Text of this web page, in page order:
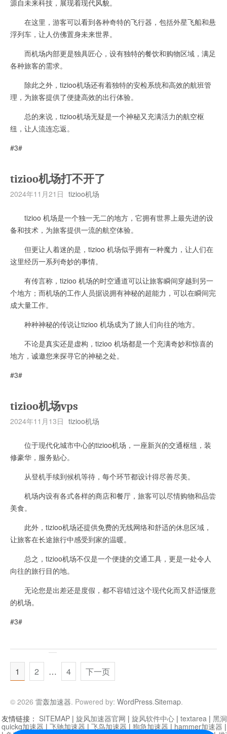
源自未来科技，展现着现代风貌。
在这里，游客可以看到各种奇特的飞行器，包括外星飞船和悬
浮列车，让人仿佛置身未来世界。
而机场内部更是独具匠心，设有独特的餐饮和购物区域，满足
各种旅客的需求。
除此之外，tizioo机场还有着独特的安检系统和高效的航班管
理，为旅客提供了便捷高效的出行体验。
总的来说，tizioo机场无疑是一个神秘又充满活力的航空枢
纽，让人流连忘返。
#3#
tizioo机场打不开了
2024年11月21日 tizioo机场
tizioo 机场是一个独一无二的地方，它拥有世界上最先进的设
备和技术，为旅客提供一流的航空体验。
但更让人着迷的是，tizioo 机场似乎拥有一种魔力，让人们在
这里经历一系列奇妙的事情。
有传言称，tizioo 机场的时空通道可以让旅客瞬间穿越到另一
个地方；而机场的工作人员据说拥有神秘的超能力，可以在瞬间完
成大量工作。
种种神秘的传说让tizioo 机场成为了旅人们向往的地方。
不论是真实还是虚构，tizioo 机场都是一个充满奇妙和惊喜的
地方，诚邀您来探寻它的神秘之处。
#3#
tizioo机场vps
2024年11月13日 tizioo机场
位于现代化城市中心的tizioo机场，一座新兴的交通枢纽，装
修豪华，服务贴心。
从登机手续到候机等待，每个环节都设计得尽善尽美。
机场内设有各式各样的商店和餐厅，旅客可以尽情购物和品尝
美食。
此外，tizioo机场还提供免费的无线网络和舒适的休息区域，
让旅客在长途旅行中感受到家的温暖。
总之，tizioo机场不仅是一个便捷的交通工具，更是一处令人
向往的旅行目的地。
无论您是出差还是度假，都不容错过这个现代化而又舒适惬意
的机场。
#3#
1 2 … 4 下一页
© 2026 雷轰加速器. Powered by: WordPress.Sitemap.
友情链接： SITEMAP | 旋风加速器官网 | 旋风软件中心 | textarea | 黑
quickq加速器 | 飞驰加速器 | 飞鸟加速器 | 狗急加速器 | hammer加速器